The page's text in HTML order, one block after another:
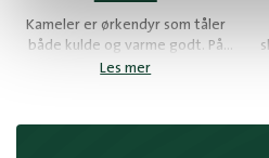
Kameler er ørkendyr som tåler
både kulde og varme godt. På
dyrepresentasjonen vil
de er tilpasset et liv i ørkenen.
Les mer